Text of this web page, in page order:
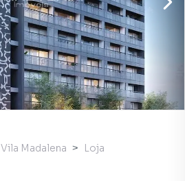
Vila Madalena
Loja